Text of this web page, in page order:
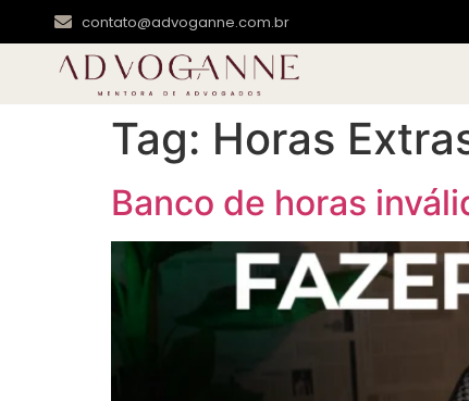
contato@advoganne.com.br
Tag: Horas
Banco de horas